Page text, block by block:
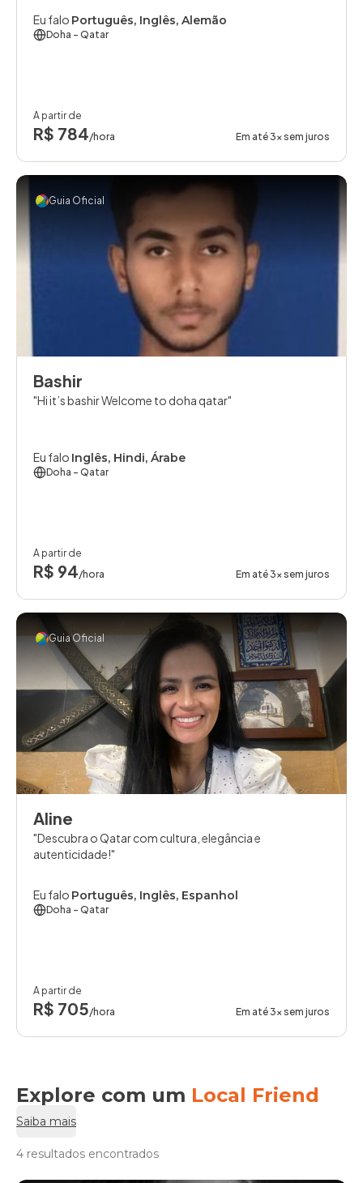
Eu falo Português, Inglês, Alemão
Doha - Qatar
A partir de
R$ 784/hora Em até 3x sem juros
Guia Oficial
Bashir
Hi it’s bashir Welcome to doha qatar
Eu falo Inglês, Hindi, Árabe
Doha - Qatar
A partir de
R$ 94/hora Em até 3x sem juros
Guia Oficial
Aline
Descubra o Qatar com cultura, elegância e
autenticidade!
Eu falo Português, Inglês, Espanhol
Doha - Qatar
A partir de
R$ 705/hora Em até 3x sem juros
Explore com um Local Friend
Saiba mais
4 resultados encontrados